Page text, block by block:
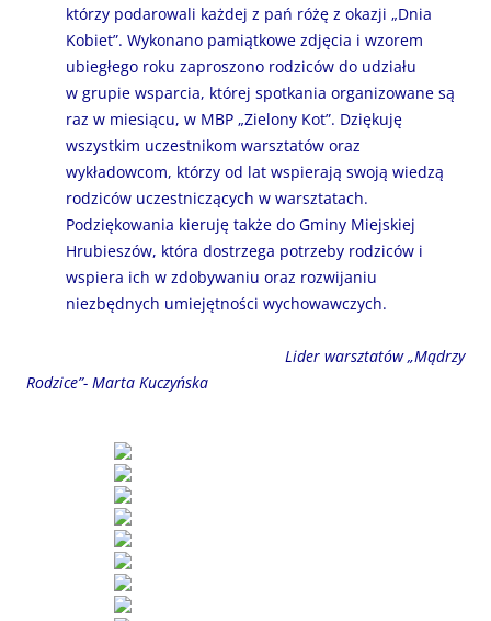
którzy podarowali każdej z pań różę z okazji „Dnia
Kobiet”. Wykonano pamiątkowe zdjęcia i wzorem
ubiegłego roku zaproszono rodziców do udziału
w grupie wsparcia, której spotkania organizowane są
raz w miesiącu, w MBP „Zielony Kot”. Dziękuję
wszystkim uczestnikom warsztatów oraz
wykładowcom, którzy od lat wspierają swoją wiedzą
rodziców uczestniczących w warsztatach.
Podziękowania kieruję także do Gminy Miejskiej
Hrubieszów, która dostrzega potrzeby rodziców i
wspiera ich w zdobywaniu oraz rozwijaniu
niezbędnych umiejętności wychowawczych.
Lider warsztatów „Mądrzy
Rodzice”- Marta Kuczyńska